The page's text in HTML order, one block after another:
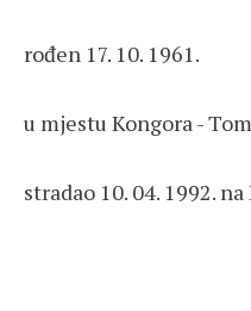
rođen 17. 10. 1961.
u mjestu Kongora -
stradao 10. 04. 1992.